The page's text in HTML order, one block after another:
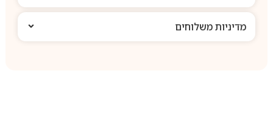
מדיניות משלוחים